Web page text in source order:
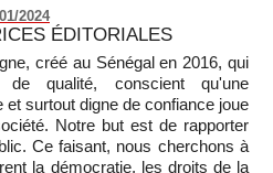
2024
ÉDITORIALES
créé au Sénégal en 2016, qui
de qualité, conscient qu'une
et surtout digne de confiance joue
Notre but est de rapporter
Ce faisant, nous cherchons à
la démocratie, les droits de la